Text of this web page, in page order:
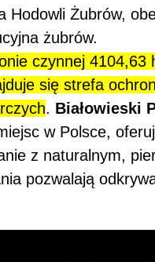
Żubrów,
żubrów.
czynnej 4104,63
się strefa
. Białowieski
w Polsce,
z naturalnym,
pozwalają